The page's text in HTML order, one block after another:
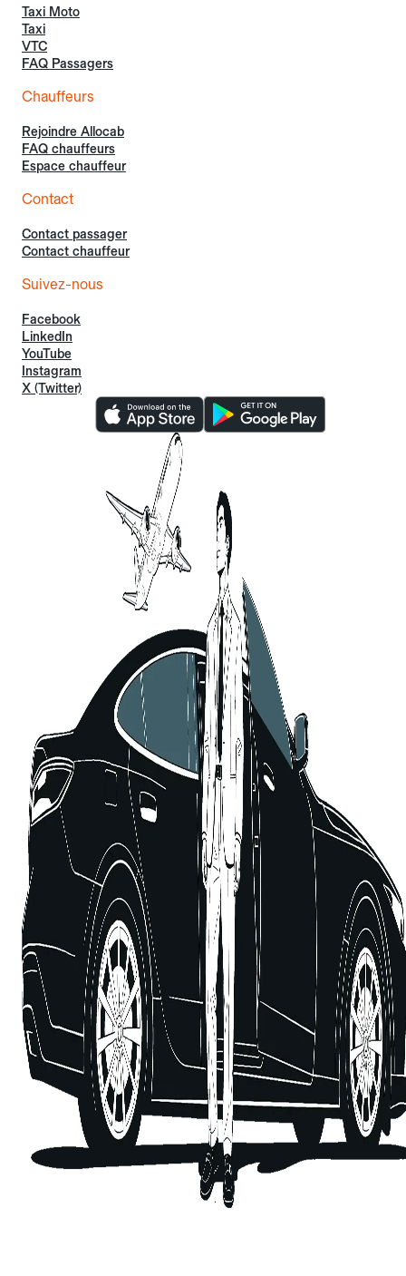
Taxi Moto
Taxi
VTC
FAQ Passagers
Chauffeurs
Rejoindre Allocab
FAQ chauffeurs
Espace chauffeur
Contact
Contact passager
Contact chauffeur
Suivez-nous
Facebook
LinkedIn
YouTube
Instagram
X (Twitter)